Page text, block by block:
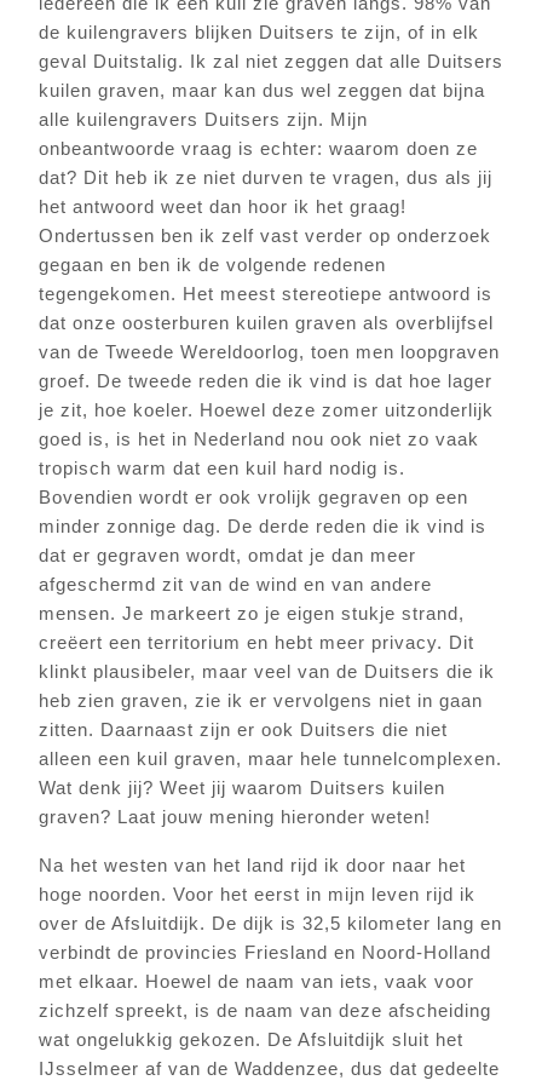
de kuilengravers blijken Duitsers te zijn, of in elk
geval Duitstalig. Ik zal niet zeggen dat alle Duitsers
kuilen graven, maar kan dus wel zeggen dat bijna
alle kuilengravers Duitsers zijn. Mijn
onbeantwoorde vraag is echter: waarom doen ze
dat? Dit heb ik ze niet durven te vragen, dus als jij
het antwoord weet dan hoor ik het graag!
Ondertussen ben ik zelf vast verder op onderzoek
gegaan en ben ik de volgende redenen
tegengekomen. Het meest stereotiepe antwoord is
dat onze oosterburen kuilen graven als overblijfsel
van de Tweede Wereldoorlog, toen men loopgraven
groef. De tweede reden die ik vind is dat hoe lager
je zit, hoe koeler. Hoewel deze zomer uitzonderlijk
goed is, is het in Nederland nou ook niet zo vaak
tropisch warm dat een kuil hard nodig is.
Bovendien wordt er ook vrolijk gegraven op een
minder zonnige dag. De derde reden die ik vind is
dat er gegraven wordt, omdat je dan meer
afgeschermd zit van de wind en van andere
mensen. Je markeert zo je eigen stukje strand,
creëert een territorium en hebt meer privacy. Dit
klinkt plausibeler, maar veel van de Duitsers die ik
heb zien graven, zie ik er vervolgens niet in gaan
zitten. Daarnaast zijn er ook Duitsers die niet
alleen een kuil graven, maar hele tunnelcomplexen.
Wat denk jij? Weet jij waarom Duitsers kuilen
graven? Laat jouw mening hieronder weten!
Na het westen van het land rijd ik door naar het
hoge noorden. Voor het eerst in mijn leven rijd ik
over de Afsluitdijk. De dijk is 32,5 kilometer lang en
verbindt de provincies Friesland en Noord-Holland
met elkaar. Hoewel de naam van iets, vaak voor
zichzelf spreekt, is de naam van deze afscheiding
wat ongelukkig gekozen. De Afsluitdijk sluit het
IJsselmeer af van de Waddenzee, dus dat gedeelte